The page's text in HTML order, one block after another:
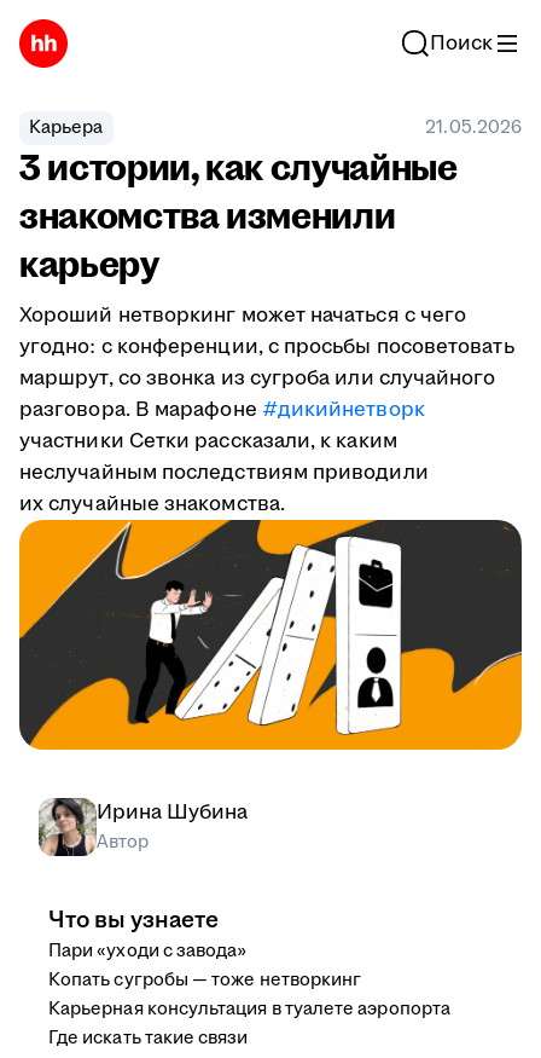
Поиск
Карьера 21.05.2026
3 истории, как случайные
знакомства изменили
карьеру
Хороший нетворкинг может начаться с чего
угодно: с конференции, с просьбы посоветовать
маршрут, со звонка из сугроба или случайного
разговора. В марафоне #дикийнетворк
участники Сетки рассказали, к каким
неслучайным последствиям приводили
их случайные знакомства.
Ирина Шубина
Автор
Что вы узнаете
Пари «уходи с завода»
Копать сугробы — тоже нетворкинг
Карьерная консультация в туалете аэропорта
Где искать такие связи